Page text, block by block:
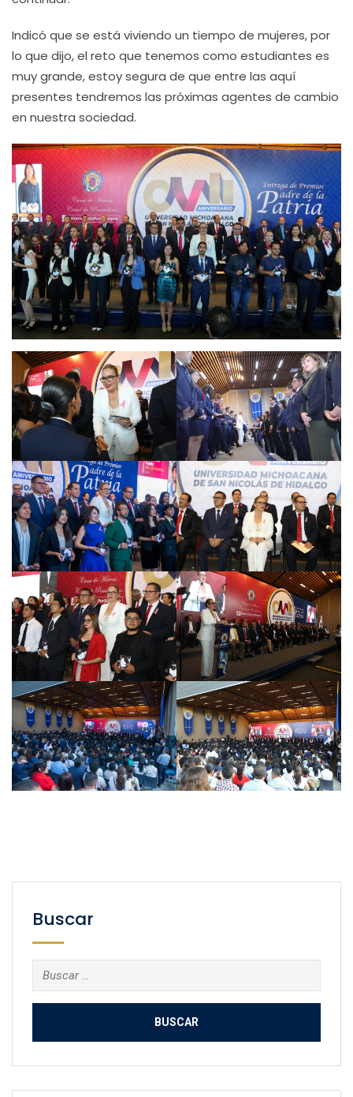
Indicó que se está viviendo un tiempo de mujeres, por
lo que dijo, el reto que tenemos como estudiantes es
muy grande, estoy segura de que entre las aquí
presentes tendremos las próximas agentes de cambio
en nuestra sociedad.
Buscar
Buscar: